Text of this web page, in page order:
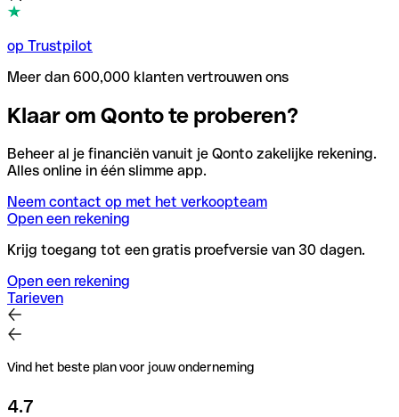
op Trustpilot
Meer dan 600,000 klanten vertrouwen ons
Klaar om Qonto te proberen?
Beheer al je financiën vanuit je Qonto zakelijke rekening.
Alles online in één slimme app.
Neem contact op met het verkoopteam
Open een rekening
Krijg toegang tot een gratis proefversie van 30 dagen.
Open een rekening
Tarieven
Vind het beste plan voor jouw onderneming
4.7